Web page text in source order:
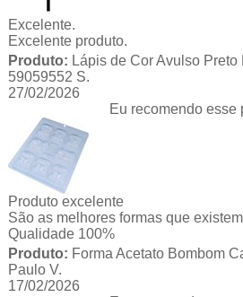
Excelente.
Excelente produto.
Produto: Lápis de Cor Avulso Preto
59059552 S.
27/02/2026
Eu recomendo esse
Produto excelente
São as melhores formas que
Qualidade 100%
Produto: Forma Acetato Bombom
Paulo V.
17/02/2026